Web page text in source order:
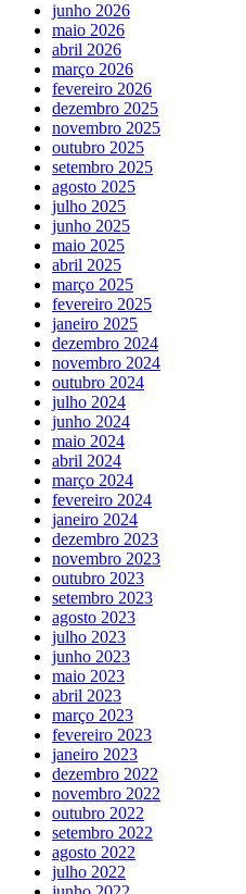
junho 2026
maio 2026
abril 2026
março 2026
fevereiro 2026
dezembro 2025
novembro 2025
outubro 2025
setembro 2025
agosto 2025
julho 2025
junho 2025
maio 2025
abril 2025
março 2025
fevereiro 2025
janeiro 2025
dezembro 2024
novembro 2024
outubro 2024
julho 2024
junho 2024
maio 2024
abril 2024
março 2024
fevereiro 2024
janeiro 2024
dezembro 2023
novembro 2023
outubro 2023
setembro 2023
agosto 2023
julho 2023
junho 2023
maio 2023
abril 2023
março 2023
fevereiro 2023
janeiro 2023
dezembro 2022
novembro 2022
outubro 2022
setembro 2022
agosto 2022
julho 2022